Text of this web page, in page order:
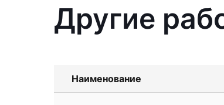
Другие
Наименование